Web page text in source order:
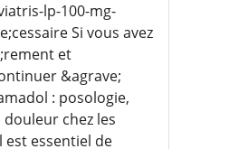
lp-100-mg-
Si vous avez
et
&agrave;
: posologie,
chez les
essentiel de